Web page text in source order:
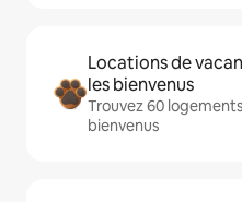
Locations de
les bienvenus
Trouvez 60
bienvenus